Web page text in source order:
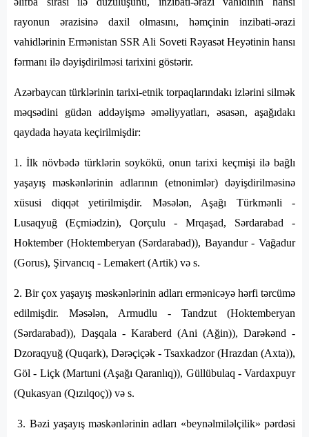
rayonun ərazisinə daxil olmasını, həmçinin inzibati-ərazi
vahidlərinin Ermənistan SSR Ali Soveti Rəyasət Heyətinin hansı
fərmanı ilə dəyişdirilməsi tarixini göstərir.
Azərbaycan türklərinin tarixi-etnik torpaqlarındakı izlərini silmək
məqsədini güdən addəyişmə əməliyyatları, əsasən, aşağıdakı
qaydada həyata keçirilmişdir:
1. İlk növbədə türklərin soykökü, onun tarixi keçmişi ilə bağlı
yaşayış məskənlərinin adlarının (etnonimlər) dəyişdirilməsinə
xüsusi diqqət yetirilmişdir. Məsələn, Aşağı Türkmənli -
Lusaqyuğ (Eçmiədzin), Qorçulu - Mrqaşad, Sərdarabad -
Hoktember (Hoktemberyan (Sərdarabad)), Bayandur - Vağadur
(Gorus), Şirvancıq - Lemakert (Artik) və s.
2. Bir çox yaşayış məskənlərinin adları ermənicəyə hərfi tərcümə
edilmişdir. Məsələn, Armudlu - Tandzut (Hoktemberyan
(Sərdarabad)), Daşqala - Karaberd (Ani (Ağin)), Darəkənd -
Dzoraqyuğ (Quqark), Dərəçiçək - Tsaxkadzor (Hrazdan (Axta)),
Göl - Liçk (Martuni (Aşağı Qaranlıq)), Güllübulaq - Vardaxpuyr
(Qukasyan (Qızılqoç)) və s.
3. Bəzi yaşayış məskənlərinin adları «beynəlmiləlçilik» pərdəsi